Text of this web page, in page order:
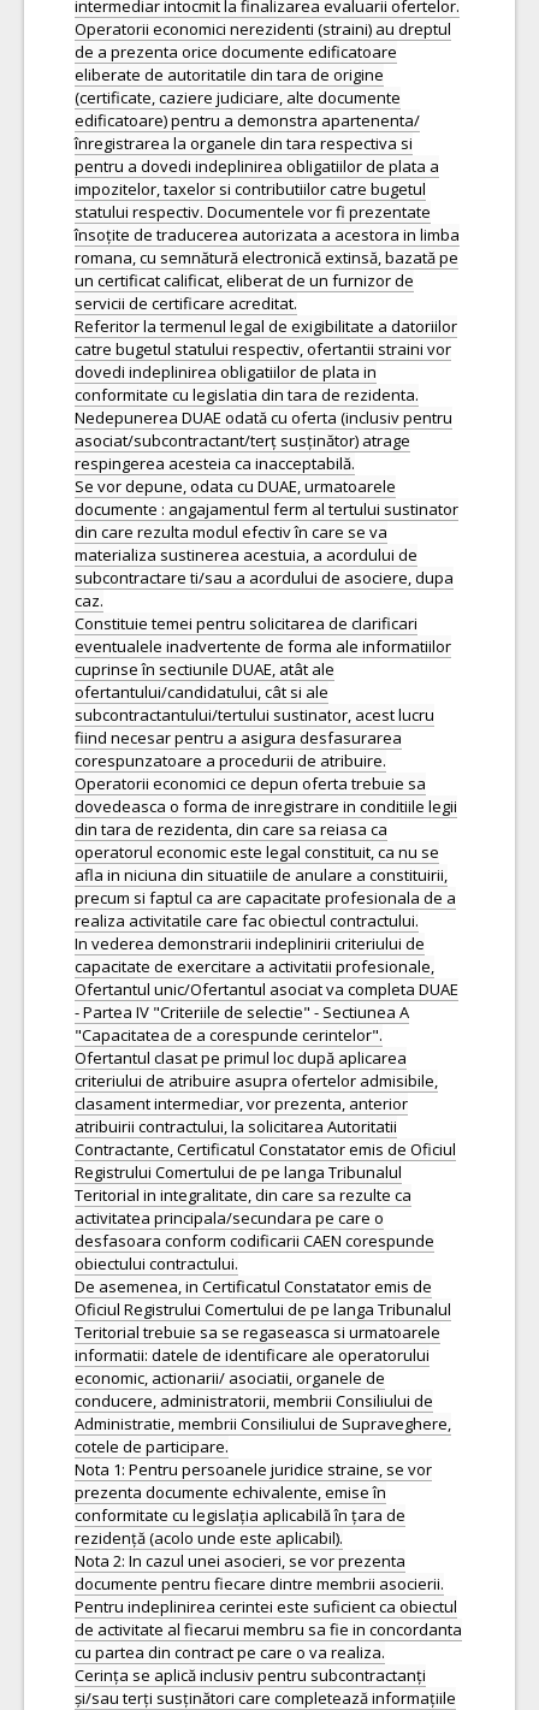
intermediar intocmit la finalizarea evaluarii ofertelor.
Operatorii economici nerezidenti (straini) au dreptul
de a prezenta orice documente edificatoare
eliberate de autoritatile din tara de origine
(certificate, caziere judiciare, alte documente
edificatoare) pentru a demonstra apartenenta/
înregistrarea la organele din tara respectiva si
pentru a dovedi indeplinirea obligatiilor de plata a
impozitelor, taxelor si contributiilor catre bugetul
statului respectiv. Documentele vor fi prezentate
însoțite de traducerea autorizata a acestora in limba
romana, cu semnătură electronică extinsă, bazată pe
un certificat calificat, eliberat de un furnizor de
servicii de certificare acreditat.
Referitor la termenul legal de exigibilitate a datoriilor
catre bugetul statului respectiv, ofertantii straini vor
dovedi indeplinirea obligatiilor de plata in
conformitate cu legislatia din tara de rezidenta.
Nedepunerea DUAE odată cu oferta (inclusiv pentru
asociat/subcontractant/terț susținător) atrage
respingerea acesteia ca inacceptabilă.
Se vor depune, odata cu DUAE, urmatoarele
documente : angajamentul ferm al tertului sustinator
din care rezulta modul efectiv în care se va
materializa sustinerea acestuia, a acordului de
subcontractare ti/sau a acordului de asociere, dupa
caz.
Constituie temei pentru solicitarea de clarificari
eventualele inadvertente de forma ale informatiilor
cuprinse în sectiunile DUAE, atât ale
ofertantului/candidatului, cât si ale
subcontractantului/tertului sustinator, acest lucru
fiind necesar pentru a asigura desfasurarea
corespunzatoare a procedurii de atribuire.
Operatorii economici ce depun oferta trebuie sa
dovedeasca o forma de inregistrare in conditiile legii
din tara de rezidenta, din care sa reiasa ca
operatorul economic este legal constituit, ca nu se
afla in niciuna din situatiile de anulare a constituirii,
precum si faptul ca are capacitate profesionala de a
realiza activitatile care fac obiectul contractului.
In vederea demonstrarii indeplinirii criteriului de
capacitate de exercitare a activitatii profesionale,
Ofertantul unic/Ofertantul asociat va completa DUAE
- Partea IV "Criteriile de selectie" - Sectiunea A
"Capacitatea de a corespunde cerintelor".
Ofertantul clasat pe primul loc după aplicarea
criteriului de atribuire asupra ofertelor admisibile,
clasament intermediar, vor prezenta, anterior
atribuirii contractului, la solicitarea Autoritatii
Contractante, Certificatul Constatator emis de Oficiul
Registrului Comertului de pe langa Tribunalul
Teritorial in integralitate, din care sa rezulte ca
activitatea principala/secundara pe care o
desfasoara conform codificarii CAEN corespunde
obiectului contractului.
De asemenea, in Certificatul Constatator emis de
Oficiul Registrului Comertului de pe langa Tribunalul
Teritorial trebuie sa se regaseasca si urmatoarele
informatii: datele de identificare ale operatorului
economic, actionarii/ asociatii, organele de
conducere, administratorii, membrii Consiliului de
Administratie, membrii Consiliului de Supraveghere,
cotele de participare.
Nota 1: Pentru persoanele juridice straine, se vor
prezenta documente echivalente, emise în
conformitate cu legislația aplicabilă în țara de
rezidență (acolo unde este aplicabil).
Nota 2: In cazul unei asocieri, se vor prezenta
documente pentru fiecare dintre membrii asocierii.
Pentru indeplinirea cerintei este suficient ca obiectul
de activitate al fiecarui membru sa fie in concordanta
cu partea din contract pe care o va realiza.
Cerința se aplică inclusiv pentru subcontractanți
și/sau terți susținători care completează informațiile